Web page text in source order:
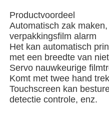
Verpakkingsmachine
Dehydrerende Inserter-
Kaarttelmachine
Productvoordeel
Automatisch zak
verpakkingsfilm alarm
Het kan automatisch
met een breedte van
Servo nauwkeurige
Komt met twee hand
Touchscreen kan
detectie controle, enz.